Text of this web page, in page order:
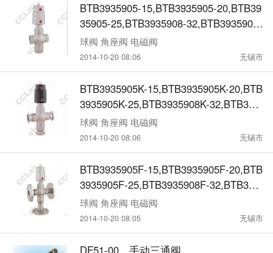
BTB3935905-15,BTB3935905-20,BTB39
35905-25,BTB3935908-32,BTB3935908-
40,气动三通阀
球阀 角座阀 电磁阀
2014-10-20 08:06 无锡市
BTB3935905K-15,BTB3935905K-20,BTB
3935905K-25,BTB3935908K-32,BTB393
5908K-40,气动三通阀
球阀 角座阀 电磁阀
2014-10-20 08:06 无锡市
BTB3935905F-15,BTB3935905F-20,BTB
3935905F-25,BTB3935908F-32,BTB393
5908F-40,气动三通阀
球阀 角座阀 电磁阀
2014-10-20 08:05 无锡市